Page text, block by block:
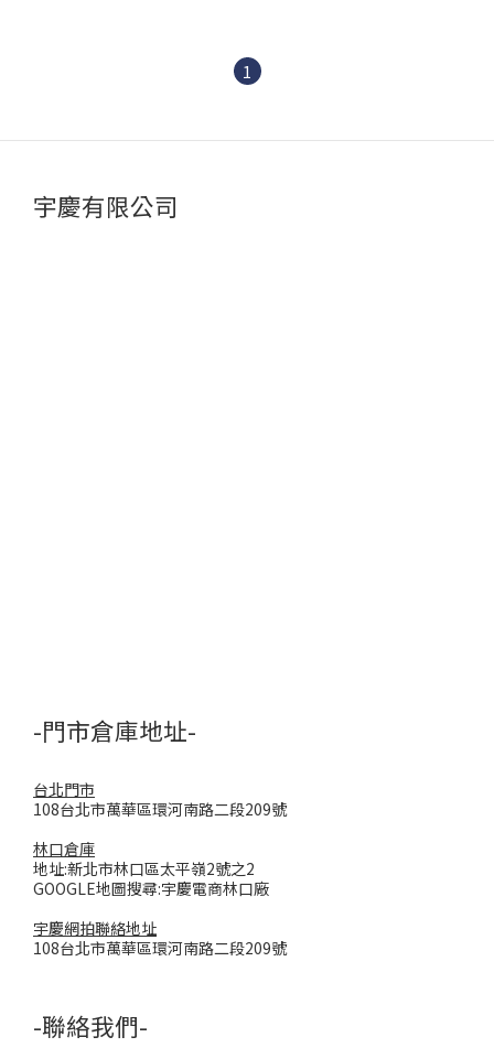
1
宇慶有限公司
-門市倉庫地址-
台北門市
108台北市萬華區環河南路二段209號
林口倉庫
地址:新北市林口區太平嶺2號之2
GOOGLE地圖搜尋:宇慶電商林口廠
宇慶網拍聯絡地址
108台北市萬華區環河南路二段209號
-聯絡我們-